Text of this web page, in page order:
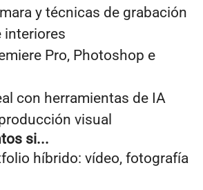
y técnicas de grabación
interiores
Pro, Photoshop e
con herramientas de IA
visual
si...
híbrido: vídeo, fotografía